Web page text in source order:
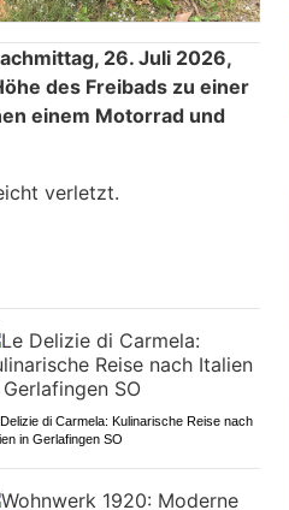
26. Juli 2026,
des Freibads zu einer
einem Motorrad und
verletzt.
Delizie di Carmela: Kulinarische Reise nach
in Gerlafingen SO